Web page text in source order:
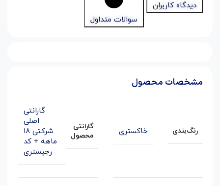
دیدگاه کاربران
سوالات متداول
مشخصات محصول
رنگ‌بندی خاکستری
گارانتی
محصول
گارانتی
اصلی
شرکتی 18
ماهه + کد
رجیستری